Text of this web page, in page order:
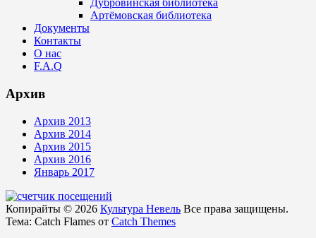
Дубровинская библиотека
Артёмовская библиотека
Документы
Контакты
О нас
F.A.Q
Архив
Архив 2013
Архив 2014
Архив 2015
Архив 2016
Январь 2017
Копирайты © 2026 Культура Невель Все права защищены.
Тема: Catch Flames от Catch Themes